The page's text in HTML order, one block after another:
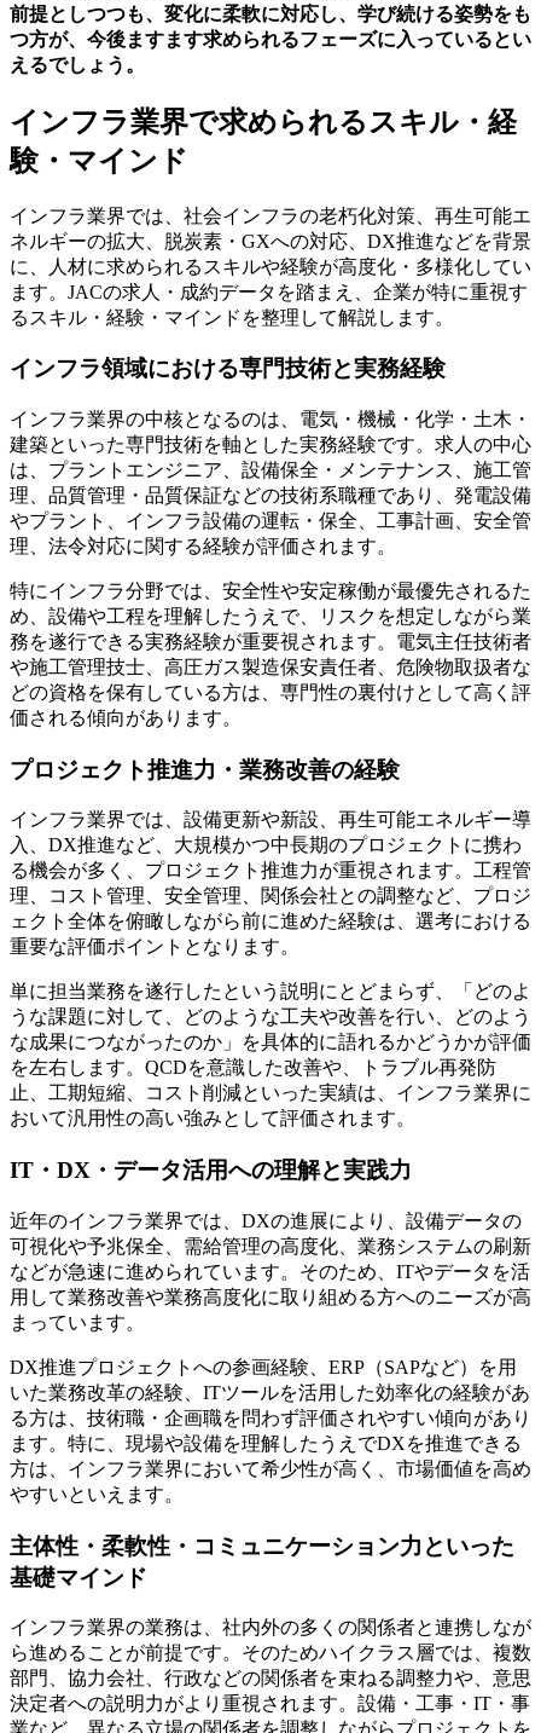
前提としつつも、変化に柔軟に対応し、学び続ける姿勢をも
つ方が、今後ますます求められるフェーズに入っているとい
えるでしょう。
インフラ業界で求められるスキル・経
験・マインド
インフラ業界では、社会インフラの老朽化対策、再生可能エ
ネルギーの拡大、脱炭素・GXへの対応、DX推進などを背景
に、人材に求められるスキルや経験が高度化・多様化してい
ます。JACの求人・成約データを踏まえ、企業が特に重視す
るスキル・経験・マインドを整理して解説します。
インフラ領域における専門技術と実務経験
インフラ業界の中核となるのは、電気・機械・化学・土木・
建築といった専門技術を軸とした実務経験です。求人の中心
は、プラントエンジニア、設備保全・メンテナンス、施工管
理、品質管理・品質保証などの技術系職種であり、発電設備
やプラント、インフラ設備の運転・保全、工事計画、安全管
理、法令対応に関する経験が評価されます。
特にインフラ分野では、安全性や安定稼働が最優先されるた
め、設備や工程を理解したうえで、リスクを想定しながら業
務を遂行できる実務経験が重要視されます。電気主任技術者
や施工管理技士、高圧ガス製造保安責任者、危険物取扱者な
どの資格を保有している方は、専門性の裏付けとして高く評
価される傾向があります。
プロジェクト推進力・業務改善の経験
インフラ業界では、設備更新や新設、再生可能エネルギー導
入、DX推進など、大規模かつ中長期のプロジェクトに携わ
る機会が多く、プロジェクト推進力が重視されます。工程管
理、コスト管理、安全管理、関係会社との調整など、プロジ
ェクト全体を俯瞰しながら前に進めた経験は、選考における
重要な評価ポイントとなります。
単に担当業務を遂行したという説明にとどまらず、「どのよ
うな課題に対して、どのような工夫や改善を行い、どのよう
な成果につながったのか」を具体的に語れるかどうかが評価
を左右します。QCDを意識した改善や、トラブル再発防
止、工期短縮、コスト削減といった実績は、インフラ業界に
おいて汎用性の高い強みとして評価されます。
IT・DX・データ活用への理解と実践力
近年のインフラ業界では、DXの進展により、設備データの
可視化や予兆保全、需給管理の高度化、業務システムの刷新
などが急速に進められています。そのため、ITやデータを活
用して業務改善や業務高度化に取り組める方へのニーズが高
まっています。
DX推進プロジェクトへの参画経験、ERP（SAPなど）を用
いた業務改革の経験、ITツールを活用した効率化の経験があ
る方は、技術職・企画職を問わず評価されやすい傾向があり
ます。特に、現場や設備を理解したうえでDXを推進できる
方は、インフラ業界において希少性が高く、市場価値を高め
やすいといえます。
主体性・柔軟性・コミュニケーション力といった
基礎マインド
インフラ業界の業務は、社内外の多くの関係者と連携しなが
ら進めることが前提です。そのためハイクラス層では、複数
部門、協力会社、行政などの関係者を束ねる調整力や、意思
決定者への説明力がより重視されます。設備・工事・IT・事